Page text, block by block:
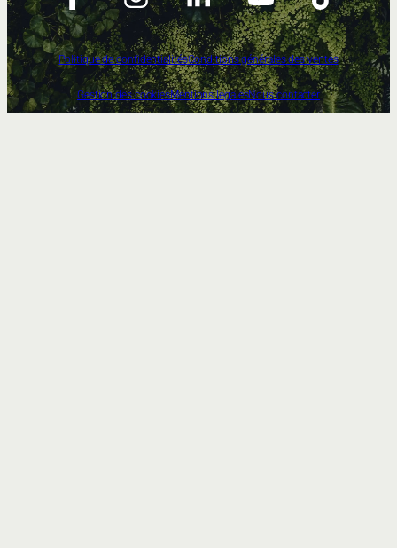
Politique de confidentialitésConditions générales des ventes
Gestion des cookiesMentions légalesNous contacter